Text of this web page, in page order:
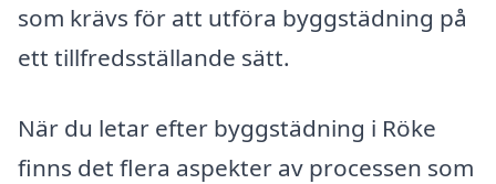
som krävs för att utföra byggstädning på
ett tillfredsställande sätt.
När du letar efter byggstädning i Röke
finns det flera aspekter av processen som